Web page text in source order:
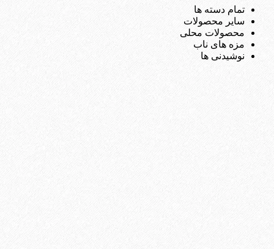
تمام دسته ها
سایر محصولات
محصولات محلی
مزه های ناب
نوشیدنی ها